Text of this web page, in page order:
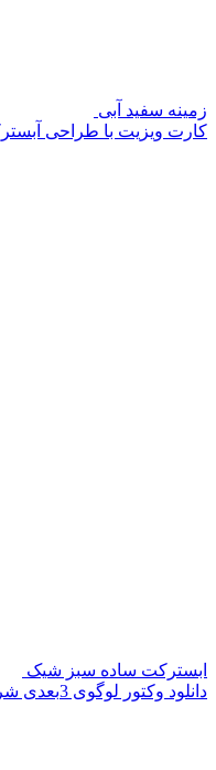
زمینه سفید آبی
کارت ویزیت با طراحی
ابسترکت ساده سبز شیک
دانلود وکتور لوگوی 3بعدی شرکتی طرح آدمک